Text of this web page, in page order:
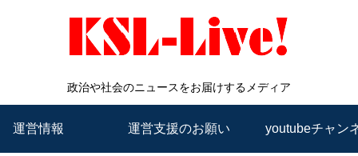
政治や社会のニュースをお届けするメディア
運営情報 運営支援のお願い youtubeチャン